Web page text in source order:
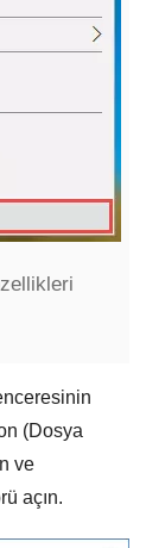
(Dosya
ve
açın.